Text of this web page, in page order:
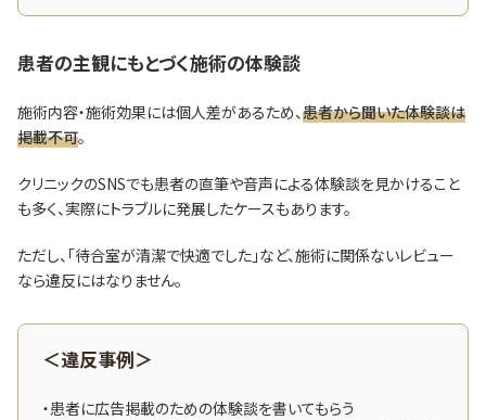
患者の主観にもとづく施術の体験談
施術内容・施術効果には個人差があるため、患者から聞いた体験談は
掲載不可。
クリニックのSNSでも患者の直筆や音声による体験談を見かけること
も多く、実際にトラブルに発展したケースもあります。
ただし、「待合室が清潔で快適でした」など、施術に関係ないレビュー
なら違反にはなりません。
＜違反事例＞
・患者に広告掲載のための体験談を書いてもらう